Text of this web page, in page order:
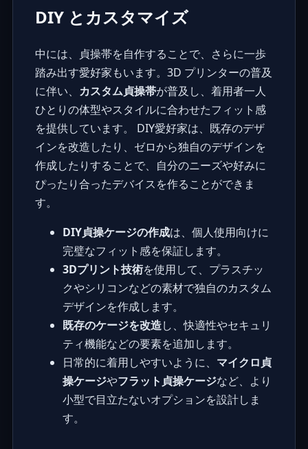
DIY とカスタマイズ
中には、貞操帯を自作することで、さらに一歩
踏み出す愛好家もいます。3D プリンターの普及
に伴い、 カスタム貞操帯が普及し、着用者一人
ひとりの体型やスタイルに合わせたフィット感
を提供しています。 DIY愛好家は、既存のデザ
インを改造したり、ゼロから独自のデザインを
作成したりすることで、自分のニーズや好みに
ぴったり合ったデバイスを作ることができま
す。
DIY貞操ケージの作成は、個人使用向けに
完璧なフィット感を保証します。
3Dプリント技術を使用して、プラスチッ
クやシリコンなどの素材で独自のカスタム
デザインを作成します。
既存のケージを改造し、快適性やセキュリ
ティ機能などの要素を追加します。
日常的に着用しやすいように、 マイクロ貞
操ケージやフラット貞操ケージなど、より
小型で目立たないオプションを設計しま
す。